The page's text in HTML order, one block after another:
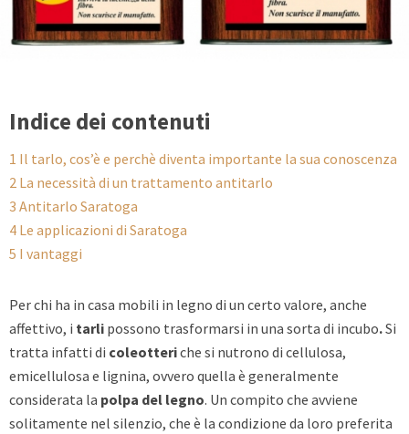
Indice dei contenuti
1 Il tarlo, cos’è e perchè diventa importante la sua conoscenza
2 La necessità di un trattamento antitarlo
3 Antitarlo Saratoga
4 Le applicazioni di Saratoga
5 I vantaggi
Per chi ha in casa mobili in legno di un certo valore, anche
affettivo, i tarli possono trasformarsi in una sorta di incubo.Si
tratta infatti di coleotteriche si nutrono di cellulosa,
emicellulosa e lignina, ovvero quella è generalmente
considerata la polpa del legno. Un compito che avviene
solitamente nel silenzio, che è la condizione da loro preferita